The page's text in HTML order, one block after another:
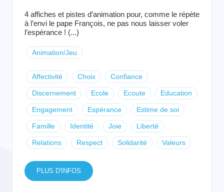
4 affiches et pistes d’animation pour, comme le répète
à l’envi le pape François, ne pas nous laisser voler
l’espérance ! (...)
Animation/Jeu
Affectivité Choix Confiance
Discernement Ecole Ecoute Education
Engagement Espérance Estime de soi
Famille Identité Joie Liberté
Relations Respect Solidarité Valeurs
PLUS D'INFOS